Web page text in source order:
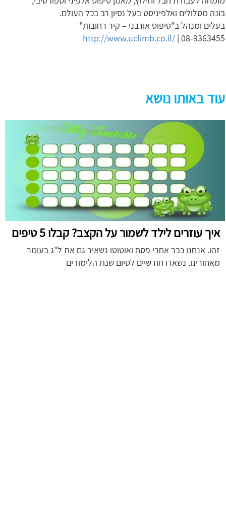
בונה מסלולים ואלפיניסט בעל נסיון רב בכל העולם.
בעלים ומנהל ב"טיפוס אורבני – קיר רחובות"
http://www.uclimb.co.il/ | 08-9363455
עוד באותו נושא
איך עוזרים לילד לשמור על הקצב? קבלו 5 טיפים
זהו. אנחנו כבר אחרי פסח ואוטוטו נשאיר גם את ל"ג בעומר
מאחורינו. נשארו חודשיים לסיום שנת הלימודים